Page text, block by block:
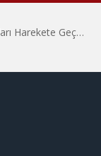
Hiroşima’nın 81. Yılında İtalyan Savaş Karşıtları Harekete Geçti: “Hatırlamak yeterli değil”